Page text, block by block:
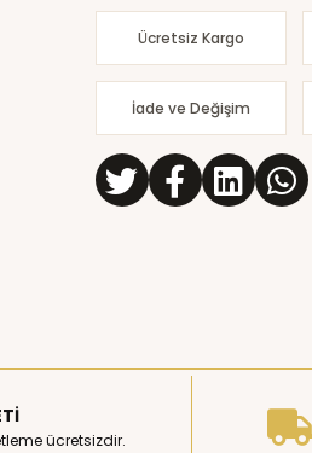
Ücretsiz Kargo
İade ve Değişim
ücretsizdir.